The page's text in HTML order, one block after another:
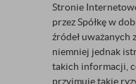
Stronie
przez Spółkę w
źródeł uważanych
niemniej jednak
takich informacji,
przyjmuje takie